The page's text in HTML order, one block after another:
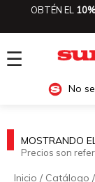
OBTÉN EL
☰
No
MOSTRANDO
Precios son
Inicio / Catálogo /